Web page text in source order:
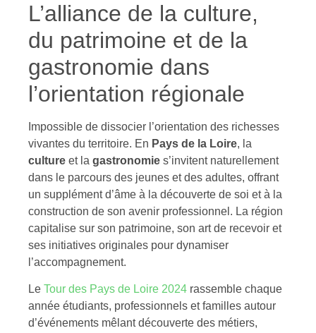
L’alliance de la culture,
du patrimoine et de la
gastronomie dans
l’orientation régionale
Impossible de dissocier l’orientation des richesses
vivantes du territoire. En Pays de la Loire, la
culture et la gastronomie s’invitent naturellement
dans le parcours des jeunes et des adultes, offrant
un supplément d’âme à la découverte de soi et à la
construction de son avenir professionnel. La région
capitalise sur son patrimoine, son art de recevoir et
ses initiatives originales pour dynamiser
l’accompagnement.
Le Tour des Pays de Loire 2024 rassemble chaque
année étudiants, professionnels et familles autour
d’événements mêlant découverte des métiers,